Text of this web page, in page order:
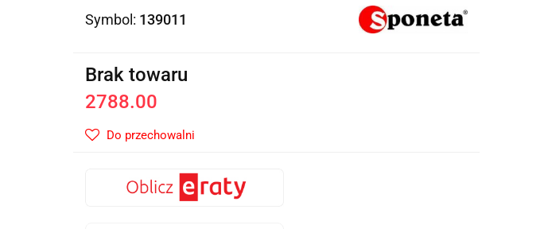
Symbol: 139011
Brak towaru
2788.00
Do przechowalni